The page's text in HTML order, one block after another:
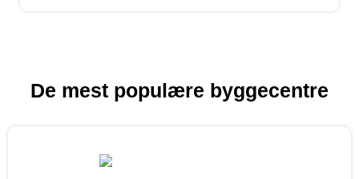
De mest populære byggecentre